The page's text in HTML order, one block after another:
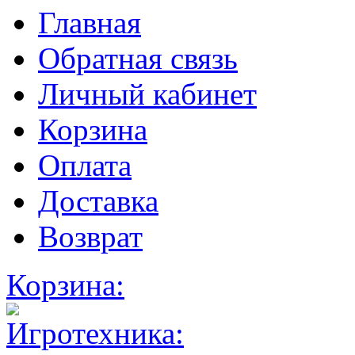
Главная
Обратная связь
Личный кабинет
Корзина
Оплата
Доставка
Возврат
Корзина: